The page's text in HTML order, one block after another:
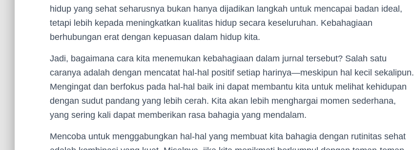
hidup yang sehat seharusnya bukan hanya dijadikan langkah untuk mencapai badan ideal,
tetapi lebih kepada meningkatkan kualitas hidup secara keseluruhan. Kebahagiaan
berhubungan erat dengan kepuasan dalam hidup kita.
Jadi, bagaimana cara kita menemukan kebahagiaan dalam jurnal tersebut? Salah satu
caranya adalah dengan mencatat hal-hal positif setiap harinya—meskipun hal kecil sekalipun.
Mengingat dan berfokus pada hal-hal baik ini dapat membantu kita untuk melihat kehidupan
dengan sudut pandang yang lebih cerah. Kita akan lebih menghargai momen sederhana,
yang sering kali dapat memberikan rasa bahagia yang mendalam.
Mencoba untuk menggabungkan hal-hal yang membuat kita bahagia dengan rutinitas sehat